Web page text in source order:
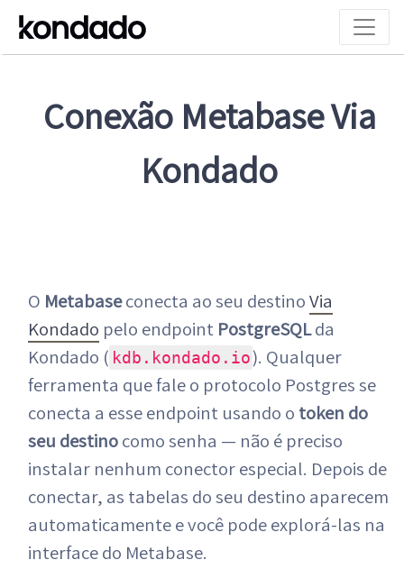
Conexão Metabase Via
Kondado
O Metabaseconecta ao seu destinoVia
Kondado pelo endpoint PostgreSQLda
Kondado ( kdb.kondado.io). Qualquer
ferramenta que fale o protocolo Postgres se
conecta a esse endpoint usando o token do
seu destinocomo senha — não é preciso
instalar nenhum conector especial. Depois de
conectar, as tabelas do seu destino aparecem
automaticamente e você pode explorá-las na
interface do Metabase.